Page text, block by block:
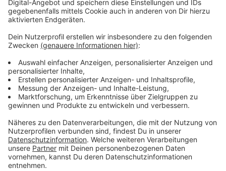
Zusammenhang mit dem Virus verstorben. Im Kreis
Viersen liegt der Wert heute bei 40. Hier haben sich 22
weitere Menschen mit Corona infiziert. Bislang wurde
kreisweit 111 Mal eine Corona-Mutation
Viersen an einer Mutante erkrankt.
Anzeige
Anzeige